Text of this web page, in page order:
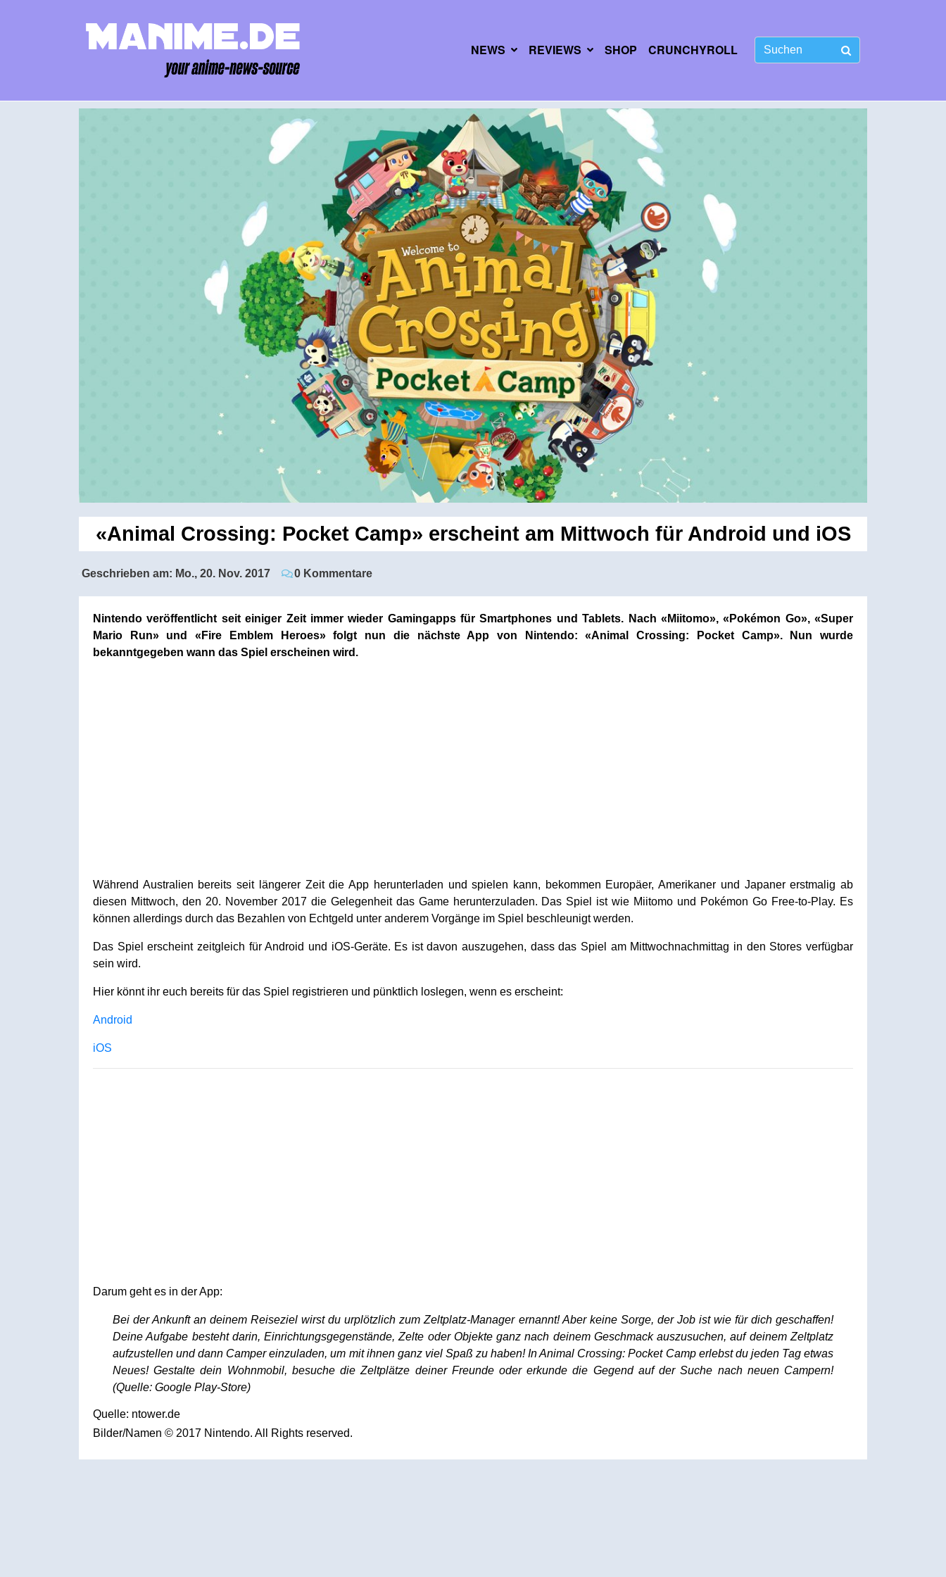
NEWS REVIEWS SHOP CRUNCHYROLL
«Animal Crossing: Pocket Camp» erscheint am Mittwoch für Android und iOS
Geschrieben am: Mo., 20. Nov. 2017 0 Kommentare
Nintendo veröffentlicht seit einiger Zeit immer wieder Gamingapps für Smartphones und Tablets. Nach «Miitomo», «Pokémon Go», «Super
Mario Run» und «Fire Emblem Heroes» folgt nun die nächste App von Nintendo: «Animal Crossing: Pocket Camp». Nun wurde
bekanntgegeben wann das Spiel erscheinen wird.
Während Australien bereits seit längerer Zeit die App herunterladen und spielen kann, bekommen Europäer, Amerikaner und Japaner erstmalig ab
diesen Mittwoch, den 20. November 2017 die Gelegenheit das Game herunterzuladen. Das Spiel ist wie Miitomo und Pokémon Go Free-to-Play. Es
können allerdings durch das Bezahlen von Echtgeld unter anderem Vorgänge im Spiel beschleunigt werden.
Das Spiel erscheint zeitgleich für Android und iOS-Geräte. Es ist davon auszugehen, dass das Spiel am Mittwochnachmittag in den Stores verfügbar
sein wird.
Hier könnt ihr euch bereits für das Spiel registrieren und pünktlich loslegen, wenn es erscheint:
Android
iOS
Darum geht es in der App:
Bei der Ankunft an deinem Reiseziel wirst du urplötzlich zum Zeltplatz-Manager ernannt! Aber keine Sorge, der Job ist wie für dich geschaffen!
Deine Aufgabe besteht darin, Einrichtungsgegenstände, Zelte oder Objekte ganz nach deinem Geschmack auszusuchen, auf deinem Zeltplatz
aufzustellen und dann Camper einzuladen, um mit ihnen ganz viel Spaß zu haben! In Animal Crossing: Pocket Camp erlebst du jeden Tag etwas
Neues! Gestalte dein Wohnmobil, besuche die Zeltplätze deiner Freunde oder erkunde die Gegend auf der Suche nach neuen Campern!
(Quelle: Google Play-Store)
Quelle: ntower.de
Bilder/Namen © 2017 Nintendo. All Rights reserved.